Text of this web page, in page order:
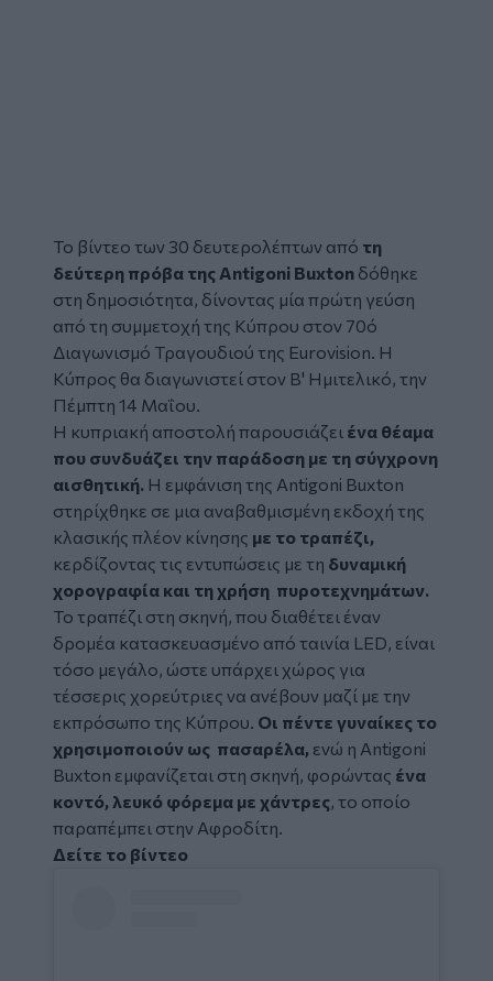
Το βίντεο των 30 δευτερολέπτων από τη
δεύτερη πρόβα της Antigoni Buxton δόθηκε
στη δημοσιότητα, δίνοντας μία πρώτη γεύση
από τη συμμετοχή της Κύπρου στον 70ό
Διαγωνισμό Τραγουδιού της Eurovision. Η
Κύπρος θα διαγωνιστεί στον Β' Ημιτελικό, την
Πέμπτη 14 Μαΐου.
Η κυπριακή αποστολή παρουσιάζει ένα θέαμα
που συνδυάζει την παράδοση με τη σύγχρονη
αισθητική. Η εμφάνιση της Antigoni Buxton
στηρίχθηκε σε μια αναβαθμισμένη εκδοχή της
κλασικής πλέον κίνησης με το τραπέζι,
κερδίζοντας τις εντυπώσεις με τη δυναμική
χορογραφία και τη χρήση πυροτεχνημάτων.
Το τραπέζι στη σκηνή, που διαθέτει έναν
δρομέα κατασκευασμένο από ταινία LED, είναι
τόσο μεγάλο, ώστε υπάρχει χώρος για
τέσσερις χορεύτριες να ανέβουν μαζί με την
εκπρόσωπο της Κύπρου. Οι πέντε γυναίκες το
χρησιμοποιούν ως πασαρέλα, ενώ η Antigoni
Buxton εμφανίζεται στη σκηνή, φορώντας ένα
κοντό, λευκό φόρεμα με χάντρες, το οποίο
παραπέμπει στην Αφροδίτη.
Δείτε το βίντεο